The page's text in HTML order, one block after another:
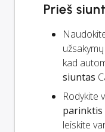
Prieš
kad
siuntas
Rodykite
parinktis
leiskite